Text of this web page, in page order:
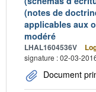
(notes de
applicables aux
modéré
LHAL1604536V
signature : 02-03-
Document